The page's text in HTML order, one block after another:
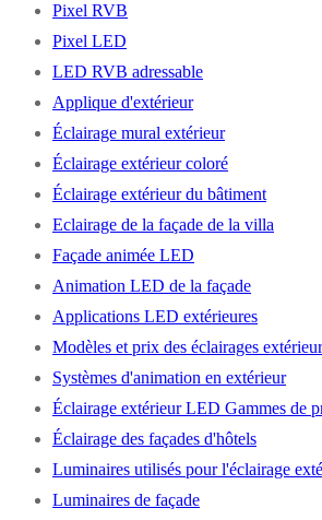
Pixel RVB
Pixel LED
LED RVB adressable
Applique d'extérieur
Éclairage mural extérieur
Éclairage extérieur coloré
Éclairage extérieur du bâtiment
Eclairage de la façade de la villa
Façade animée LED
Animation LED de la façade
Applications LED extérieures
Modèles et prix des éclairages
Systèmes d'animation en extérieur
Éclairage extérieur LED Gammes de
Éclairage des façades d'hôtels
Luminaires utilisés pour l'éclairage
Luminaires de façade